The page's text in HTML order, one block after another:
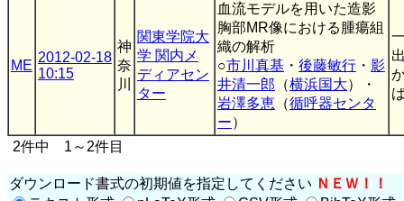
ME
2012-02-18
10:15
神
奈
川
関東学院大
学 関内メ
ディアセン
ター
血流モデルを用いた造影
胸部MR像における腫瘍組
織の解析
○市川真基 ・ 後藤敏行 ・ 影
井清一郎 （横浜国大）・
岩澤多恵 （循呼器センタ
ー）
2件中 1～2件目
ダウンロード書式の初期値を指定してください ＮＥＷ！！